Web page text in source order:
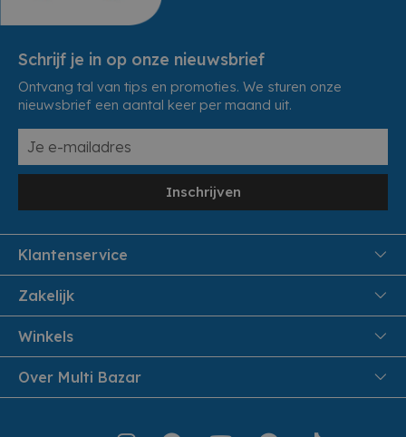
Schrijf je in op onze nieuwsbrief
Ontvang tal van tips en promoties. We sturen onze
nieuwsbrief een aantal keer per maand uit.
Inschrijven
Klantenservice
FAQ
Veiligheid en Privacy
Leveren aan huis
Zakelijk
Samenwoonactie
B2B
Winkels
Pittem
Izegem
Over Multi Bazar
Over Multi Bazar